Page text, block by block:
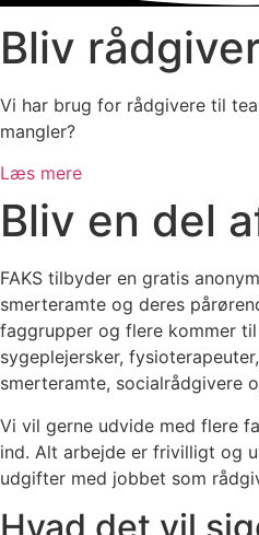
Bliv
Vi har brug for rådgivere til
mangler?
Læs mere
Bliv en del
FAKS tilbyder en gratis
smerteramte og deres
faggrupper og flere kommer
sygeplejersker,
smerteramte, socialrådgivere
Vi vil gerne udvide med flere
ind. Alt arbejde er frivilligt og
udgifter med jobbet som